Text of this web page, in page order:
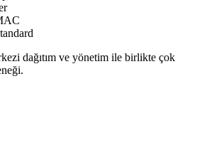
dağıtım ve yönetim ile birlikte çok